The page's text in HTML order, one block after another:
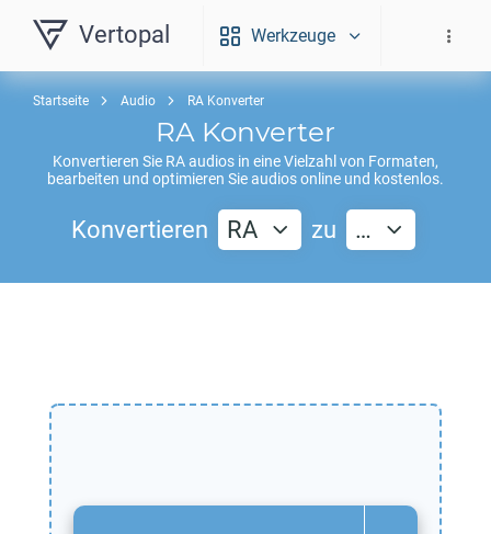
Vertopal Werkzeuge
Startseite Audio RA Konverter
RA Konverter
Konvertieren Sie RAaudios in eine Vielzahl von Formaten,
bearbeiten und optimieren Sie audios online und kostenlos.
Konvertieren RA zu …